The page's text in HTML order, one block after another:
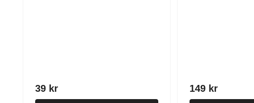
39 kr 149 kr